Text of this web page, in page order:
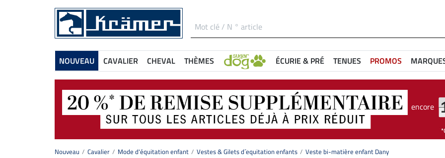
NOUVEAU CAVALIER CHEVAL THÈMES ÉCURIE & PRÉ TENUES PROMOS
encore
Nouveau Cavalier Mode d'équitation enfant Vestes & Gilets d´equitation enfants Veste bi-matière enfant Dany